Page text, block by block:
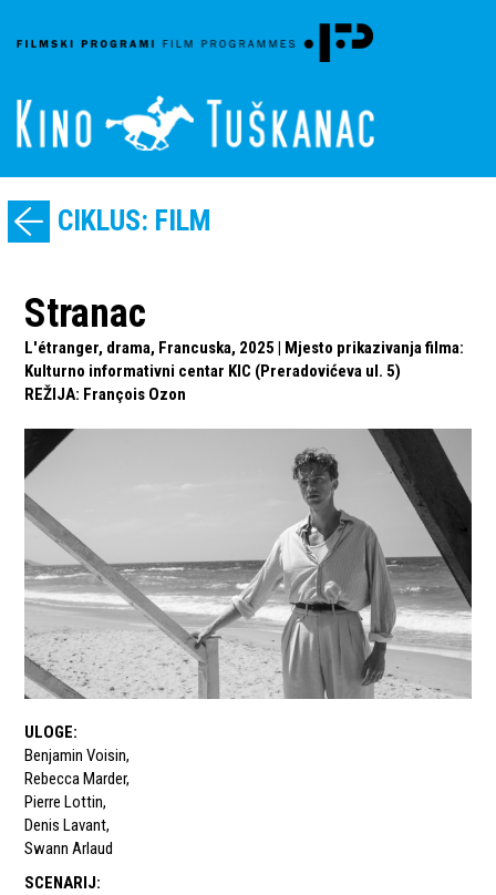
CIKLUS: FILM
Stranac
L'étranger, drama, Francuska, 2025 | Mjesto prikazivanja filma:
Kulturno informativni centar KIC (Preradovićeva ul. 5)
REŽIJA: François Ozon
ULOGE:
Benjamin Voisin,
Rebecca Marder,
Pierre Lottin,
Denis Lavant,
Swann Arlaud
SCENARIJ: